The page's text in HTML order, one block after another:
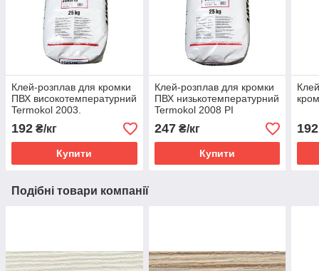
Клей-розплав для кромки
ПВХ високотемпературний
Termokol 2003.
192 ₴/кг
Купити
Клей-розплав для кромки
ПВХ низькотемпературний
Termokol 2008 PI
247₴/кг
Купити
192
Подібні товари компанії